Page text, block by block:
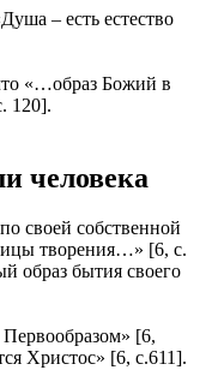
– есть естество
«…образ Божий в
120].
человека
своей собственной
творения…» [6, с.
образ бытия своего
[6,
Христос» [6, с.611].